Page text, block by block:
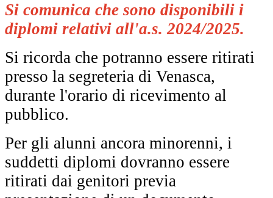
Si comunica che sono disponibili i
diplomi relativi all'a.s. 2024/2025.
Si ricorda che potranno essere ritirati
presso la segreteria di Venasca,
durante l'orario di ricevimento al
pubblico.
Per gli alunni ancora minorenni, i
suddetti diplomi dovranno essere
ritirati dai genitori previa